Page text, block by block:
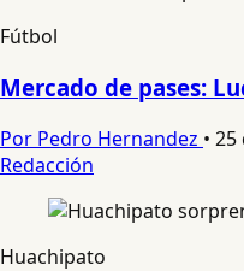
Fútbol
Mercado de pases:
Por Pedro Hernandez • 25
Redacción
Huachipato